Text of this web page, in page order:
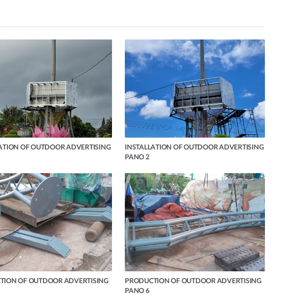
OF OUTDOOR ADVERTISING
INSTALLATION OF OUTDOOR ADVERTISING
PANO 2
OF OUTDOOR ADVERTISING
PRODUCTION OF OUTDOOR ADVERTISING
PANO 6